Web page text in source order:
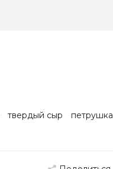
твердый сыр петрушка